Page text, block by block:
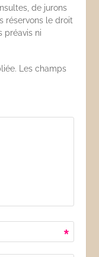
de jurons
réservons le droit
préavis ni
Les champs
*